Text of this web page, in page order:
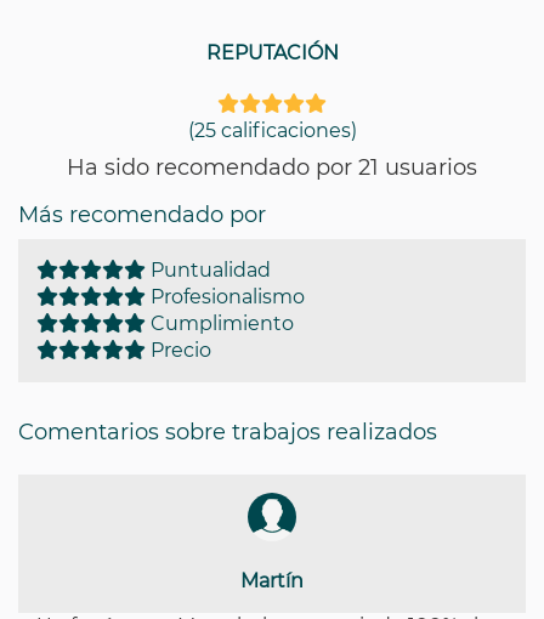
REPUTACIÓN
(25 calificaciones)
Ha sido recomendado por 21 usuarios
Más recomendado por
Puntualidad
Profesionalismo
Cumplimiento
Precio
Comentarios sobre trabajos realizados
Martín